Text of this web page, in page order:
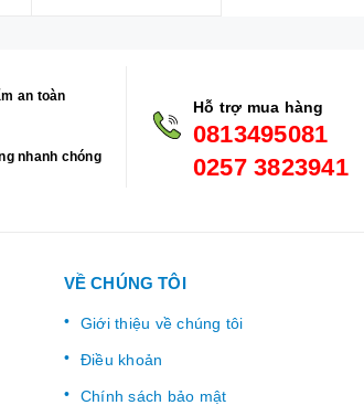
an toàn
nhanh chóng
Hỗ trợ mua hàng
0813495081
0257 3823941
VỀ CHÚNG TÔI
Giới thiệu về chúng tôi
Điều khoản
Chính sách bảo mật